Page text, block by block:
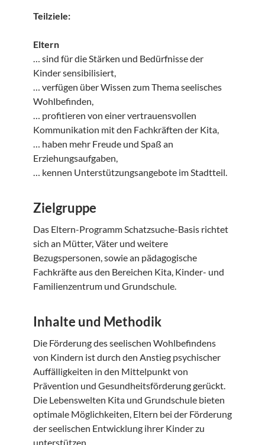
Teilziele:
Eltern
… sind für die Stärken und Bedürfnisse der
Kinder sensibilisiert,
… verfügen über Wissen zum Thema seelisches
Wohlbefinden,
… profitieren von einer vertrauensvollen
Kommunikation mit den Fachkräften der Kita,
… haben mehr Freude und Spaß an
Erziehungsaufgaben,
… kennen Unterstützungsangebote im Stadtteil.
Zielgruppe
Das Eltern-Programm Schatzsuche-Basis richtet
sich an Mütter, Väter und weitere
Bezugspersonen, sowie an pädagogische
Fachkräfte aus den Bereichen Kita, Kinder- und
Familienzentrum und Grundschule.
Inhalte und Methodik
Die Förderung des seelischen Wohlbefindens
von Kindern ist durch den Anstieg psychischer
Auffälligkeiten in den Mittelpunkt von
Prävention und Gesundheitsförderung gerückt.
Die Lebenswelten Kita und Grundschule bieten
optimale Möglichkeiten, Eltern bei der Förderung
der seelischen Entwicklung ihrer Kinder zu
unterstützen.